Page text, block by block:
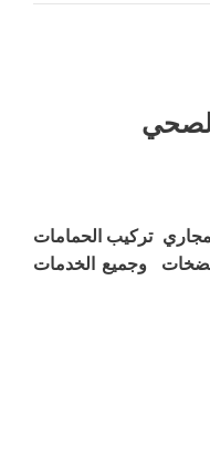
تركيب الحمامات
وجميع الخدمات